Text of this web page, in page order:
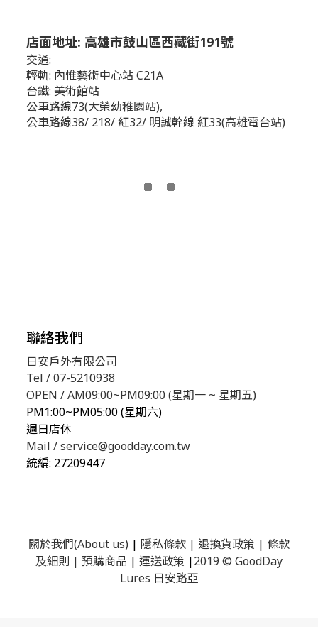
店面地址: 高雄市鼓山區西藏街191號
交通:
輕軌: 內惟藝術中心站 C21A
台鐵: 美術館站
公車路線73(大榮幼稚園站),
公車路線38/ 218/ 紅32/ 明誠幹線 紅33(高雄電台站)
聯絡我們
日安戶外有限公司
Tel / 07-5210938
OPEN / AM09:00~PM09:00 (星期一 ~ 星期五)
PM1:00~PM05:00 (星期六)
週日店休
Mail / service@goodday.com.tw
統編: 27209447
關於我們(About us) | 隱私條款 | 退換貨政策 | 條款
及細則 | 預購商品 | 運送政策 |2019 © GoodDay
Lures 日安路亞